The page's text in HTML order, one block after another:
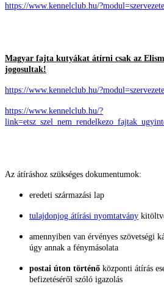
https://www.kennelclub.hu/
Magyar fajta kutyákat átírni csak az
jogosultak!
https://www.kennelclub.hu/
https://www.kennelclub.hu/?
Az átíráshoz szükséges dokumentumok:
eredeti származási lap
tulajdonjog átírási nyomtatvány
amennyiben van érvényes szövetségi
úgy annak a fénymásolata
postai úton történő központi átírás
befizetéséről szóló igazolás